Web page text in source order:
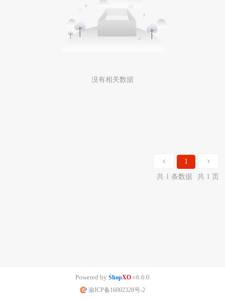
没有相关数据
1
共 1 条数据
共 1 页
Powered by ShopXO v6.6.0
渝ICP备16002328号-2